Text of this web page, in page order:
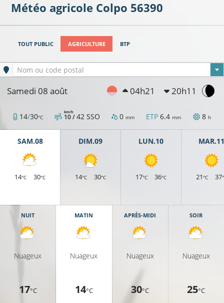
Météo agricole Colpo 56390
TOUT PUBLIC AGRICULTURE BTP
Ville sélectionnée
Nom ou code postal
Samedi 08 août 04h21 20h11
14/30°C 10 /
km/h 42 SSO 0 mm ETP6.4 mm 8 h
SAM.08
14°C 30°C
DIM.09
14°C 30°C
LUN.10
17°C 36°C
MAR.11
21°C 37
NUIT
Nuageux
17°C
MATIN
Nuageux
14°C
APRÈS-MIDI
Nuageux
30°C
SOIR
Nuageux
25°C